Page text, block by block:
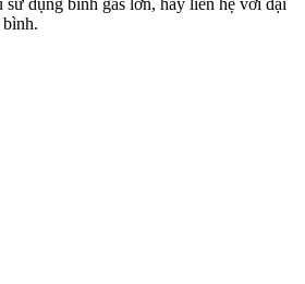
sử dụng bình gas lớn, hãy liên hệ với đại
bình.